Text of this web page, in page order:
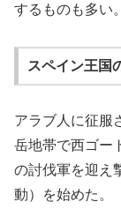
するものも多い。
スペイン王国
アラブ人に征服
岳地帯で西ゴー
の討伐軍を迎え
動）を始めた。